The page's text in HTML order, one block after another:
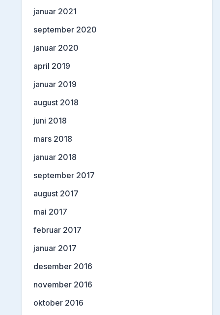
januar 2021
september 2020
januar 2020
april 2019
januar 2019
august 2018
juni 2018
mars 2018
januar 2018
september 2017
august 2017
mai 2017
februar 2017
januar 2017
desember 2016
november 2016
oktober 2016